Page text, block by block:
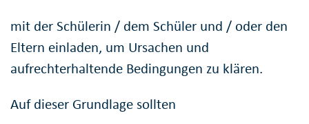
mit der Schülerin / dem Schüler und / oder den
Eltern einladen, um Ursachen und
aufrechterhaltende Bedingungen zu klären.
Auf dieser Grundlage sollten